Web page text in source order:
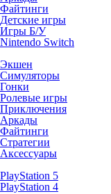
Файтинги
Детские игры
Игры Б/У
Nintendo Switch
Экшен
Симуляторы
Гонки
Ролевые игры
Приключения
Аркады
Файтинги
Стратегии
Аксессуары
PlayStation 5
PlayStation 4